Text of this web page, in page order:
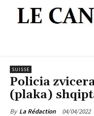
SUISSE
Policia
(plaka)
By La Rédaction 04/04/2022